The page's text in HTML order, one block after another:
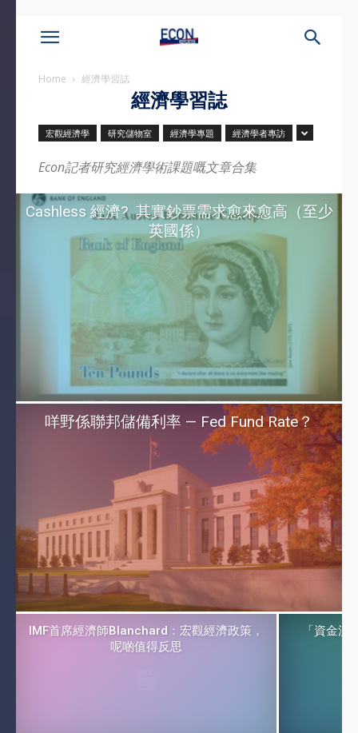
Home 經濟學習誌
經濟學習誌
宏觀經濟學 研究儲物室 經濟學專題 經濟學者專訪
Econ記者研究經濟學術課題嘅文章合集
Cashless 經濟? 其實鈔票需求愈來愈高（至少
英國係）
咩野係聯邦儲備利率 — Fed Fund Rate？
IMF首席經濟師Blanchard：宏觀經濟政策，
呢啲值得反思
「資金